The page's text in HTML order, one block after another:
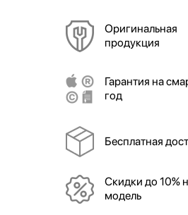
Оригинальная
продукция
Гарантия на
год
Бесплатная
Скидки до 10%
модель